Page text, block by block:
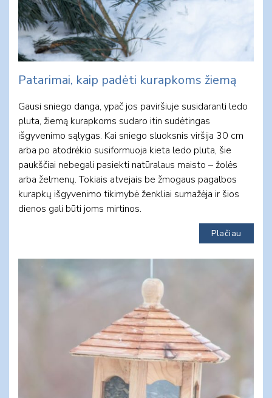
Patarimai, kaip padėti kurapkoms žiemą
Gausi sniego danga, ypač jos paviršiuje susidaranti ledo
pluta, žiemą kurapkoms sudaro itin sudėtingas
išgyvenimo sąlygas. Kai sniego sluoksnis viršija 30 cm
arba po atodrėkio susiformuoja kieta ledo pluta, šie
paukščiai nebegali pasiekti natūralaus maisto – žolės
arba želmenų. Tokiais atvejais be žmogaus pagalbos
kurapkų išgyvenimo tikimybė ženkliai sumažėja ir šios
dienos gali būti joms mirtinos.
Plačiau